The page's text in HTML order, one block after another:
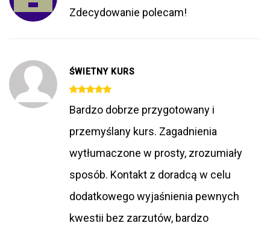
Zdecydowanie polecam!
ŚWIETNY KURS
Bardzo dobrze przygotowany i
przemyślany kurs. Zagadnienia
wytłumaczone w prosty, zrozumiały
sposób. Kontakt z doradcą w celu
dodatkowego wyjaśnienia pewnych
kwestii bez zarzutów, bardzo